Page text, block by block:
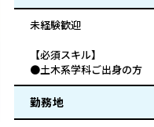
未経験歓迎
【必須スキル】
●土木系学科ご出身の方
勤務地